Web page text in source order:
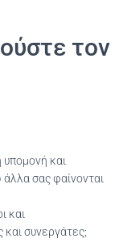
τον
και
σας φαίνονται
και
συνεργάτες;